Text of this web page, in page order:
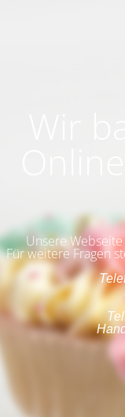
Unsere
Für weitere Fragen